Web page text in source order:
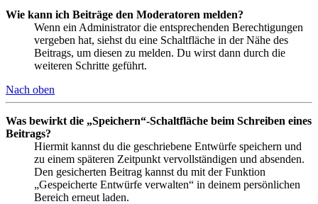
Wie kann ich Beiträge den Moderatoren melden?
Wenn ein Administrator die entsprechenden Berechtigungen
vergeben hat, siehst du eine Schaltfläche in der Nähe des
Beitrags, um diesen zu melden. Du wirst dann durch die
weiteren Schritte geführt.
Nach oben
Was bewirkt die „Speichern“-Schaltfläche beim Schreiben eines
Beitrags?
Hiermit kannst du die geschriebene Entwürfe speichern und
zu einem späteren Zeitpunkt vervollständigen und absenden.
Den gesicherten Beitrag kannst du mit der Funktion
„Gespeicherte Entwürfe verwalten“ in deinem persönlichen
Bereich erneut laden.